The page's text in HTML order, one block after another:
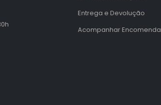
Entrega e Devolução
Acompanhar Encomenda